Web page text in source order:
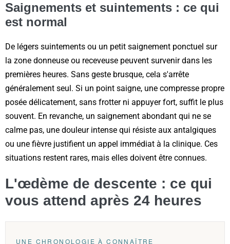
Saignements et suintements : ce qui
est normal
De légers suintements ou un petit saignement ponctuel sur
la zone donneuse ou receveuse peuvent survenir dans les
premières heures. Sans geste brusque, cela s'arrête
généralement seul. Si un point saigne, une compresse propre
posée délicatement, sans frotter ni appuyer fort, suffit le plus
souvent. En revanche, un saignement abondant qui ne se
calme pas, une douleur intense qui résiste aux antalgiques
ou une fièvre justifient un appel immédiat à la clinique. Ces
situations restent rares, mais elles doivent être connues.
L'œdème de descente : ce qui
vous attend après 24 heures
UNE CHRONOLOGIE À CONNAÎTRE